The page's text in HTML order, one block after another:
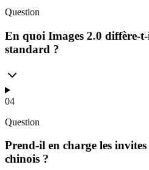
Question
En quoi Images 2.0 diffère-
standard ?
04
Question
Prend-il en charge les
chinois ?